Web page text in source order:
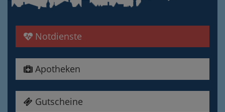
Notdienste
Apotheken
Gutscheine